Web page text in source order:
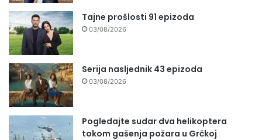
Tajne prošlosti 91 epizoda
03/08/2026
Serija nasljednik 43 epizoda
03/08/2026
Pogledajte sudar dva helikoptera
tokom gašenja požara u Grčkoj